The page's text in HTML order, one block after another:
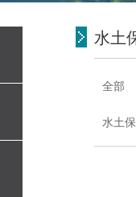
水土
全部
水土